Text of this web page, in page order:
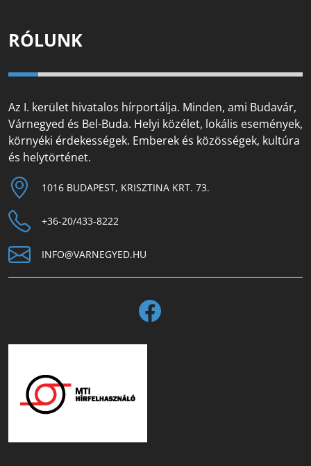
RÓLUNK
Az I. kerület hivatalos hírportálja. Minden, ami Budavár,
Várnegyed és Bel-Buda. Helyi közélet, lokális események,
környéki érdekességek. Emberek és közösségek, kultúra
és helytörténet.
1016 BUDAPEST, KRISZTINA KRT. 73.
+36-20/433-8222
INFO@VARNEGYED.HU